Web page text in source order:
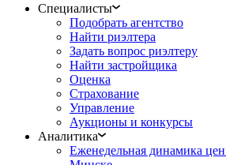
Специалисты
Подобрать агентство
Найти риэлтера
Задать вопрос риэлтеру
Найти застройщика
Оценка
Страхование
Управление
Аукционы и конкурсы
Аналитика
Еженедельная динамика